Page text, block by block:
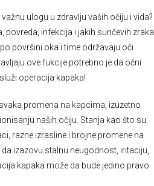
ulogu u zdravlju vaših očiju i vida?
povreda, infekcija i jakih sunčevih zraka.
površini oka i time održavaju oči
ove fukcije potrebno je da očni
operacija kapaka!
promena na kapcima, izuzetno
naših očiju. Stanja kao što su:
razne izrasline i brojne promene na
izazovu stalnu neugodnost, iritaciju,
kapaka može da bude jedino pravo